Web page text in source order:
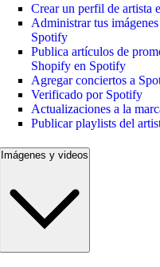
Crear un perfil de artista
Administrar tus
Spotify
Publica artículos de
Shopify en Spotify
Agregar conciertos a
Verificado por Spotify
Actualizaciones a la
Publicar playlists del
Imágenes y videos